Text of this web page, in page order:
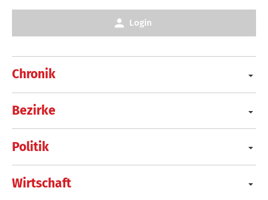
Chronik
Bezirke
Politik
Wirtschaft
Login